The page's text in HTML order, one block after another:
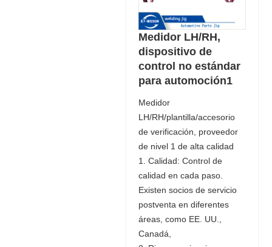
Medidor LH/RH,
dispositivo de
control no estándar
para automoción1
Medidor
LH/RH/plantilla/accesorio
de verificación, proveedor
de nivel 1 de alta calidad
1. Calidad: Control de
calidad en cada paso.
Existen socios de servicio
postventa en diferentes
áreas, como EE. UU.,
Canadá,